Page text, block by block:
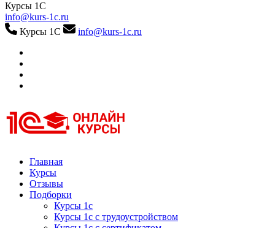
Курсы 1С
info@kurs-1c.ru
Курсы 1С
info@kurs-1c.ru
Курсы 1С
Курсы 1С официальная сертификация
Главная
Курсы
Отзывы
Подборки
Курсы 1с
Курсы 1с с трудоустройством